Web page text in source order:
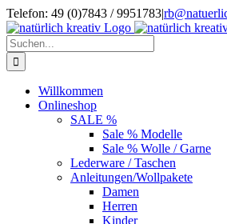
Zum
Inhalt
springen
Telefon: 49 (0)7843 / 9951783|
Suche
nach:
Willkommen
Onlineshop
SALE %
Sale % Modelle
Sale % Wolle / Garne
Lederware / Taschen
Anleitungen/Wollpakete
Damen
Herren
Kinder